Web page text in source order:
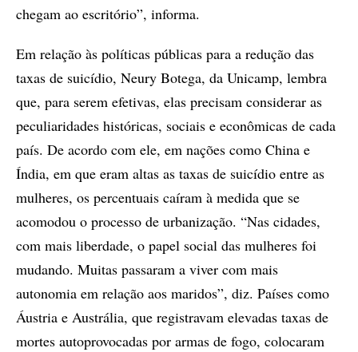
chegam ao escritório”, informa.
Em relação às políticas públicas para a redução das
taxas de suicídio, Neury Botega, da Unicamp, lembra
que, para serem efetivas, elas precisam considerar as
peculiaridades históricas, sociais e econômicas de cada
país. De acordo com ele, em nações como China e
Índia, em que eram altas as taxas de suicídio entre as
mulheres, os percentuais caíram à medida que se
acomodou o processo de urbanização. “Nas cidades,
com mais liberdade, o papel social das mulheres foi
mudando. Muitas passaram a viver com mais
autonomia em relação aos maridos”, diz. Países como
Áustria e Austrália, que registravam elevadas taxas de
mortes autoprovocadas por armas de fogo, colocaram